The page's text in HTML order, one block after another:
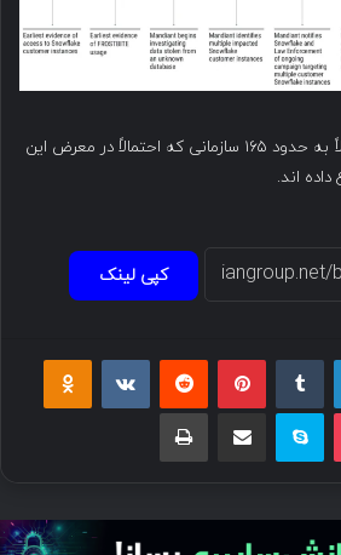
Snowflake و Mandiant قبلاً به حدود ۱۶۵ سازمانی که احتمالاً در معرض این
اند.
کپی لینک
لینکداین پینتریست
پاکت اسکایپ چاپ